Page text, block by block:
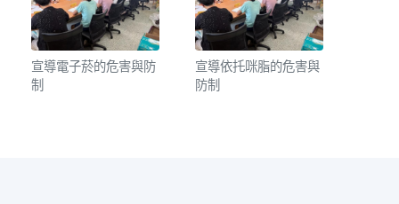
宣導電子菸的危害與防
制
宣導依托咪脂的危害與
防制